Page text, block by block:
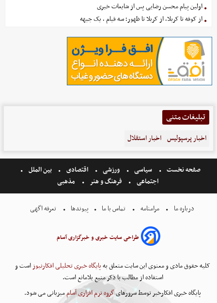
اولین پیام محسن رضایی پس از شایعات خبری
از کوفه تا کربلا، از کربلا تا ظهور؛ سه قیام ، یک جبهه
تبلیغات متنی
اخبار پرسپولیس اخبار استقلال
صفحه نخست سیاسی ورزشی اقتصادی
بین الملل
اجتماعی
فرهنگ و هنر مذهبی
درباره ما مرامنامه تماس با ما پیوندها تعرفه اگهی
طراحی سایت خبری و خبرگزاری آسام
کلیه حقوق مادی و معنوی این سایت متعلق بهپایگاه خبری تحلیلی افکارنیوزاست و
استفاده از مطالب با ذکر منبع بلامانع است.
پایگاه خبری افکارخبر توسط سرورهایگروه نرم افزاری آساممیزبانی می شود.